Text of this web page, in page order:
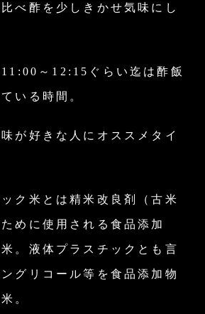
べ酢を少しきかせ気味にし
～12:15ぐらい迄は酢飯
いる時間。
が好きな人にオススメタイ
ク米とは精米改良剤（古米
めに使用される食品添加
。 液体プラスチックとも言
グリコール等を食品添加物
。